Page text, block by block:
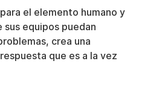
el elemento humano y
sus equipos puedan
crea una
que es a la vez